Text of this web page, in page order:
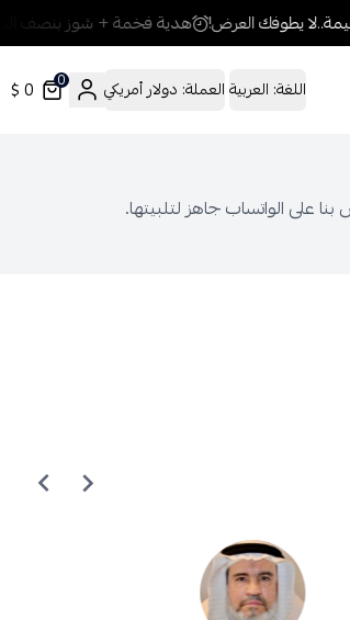
هدية فخمة + شوز بنصف
اللغة: العربيةالعملة: دولار أمريكي 0
0 $
على الواتساب جاهز لتلبيتها.